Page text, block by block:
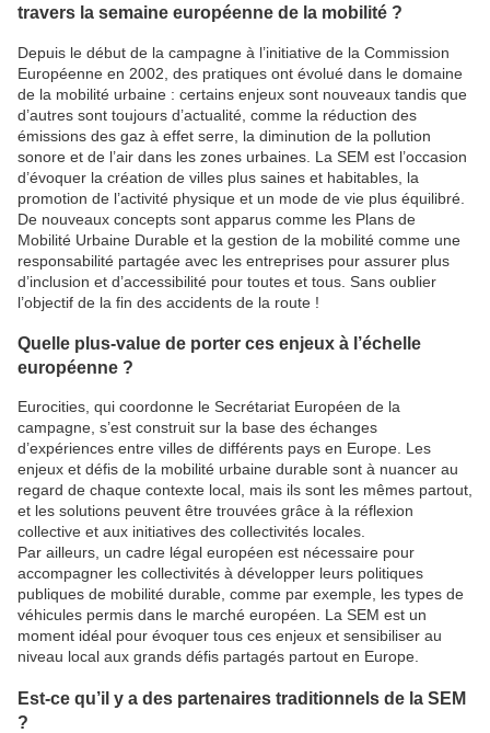
travers la semaine européenne de la mobilité ?
Depuis le début de la campagne à l’initiative de la Commission
Européenne en 2002, des pratiques ont évolué dans le domaine
de la mobilité urbaine : certains enjeux sont nouveaux tandis que
d’autres sont toujours d’actualité, comme la réduction des
émissions des gaz à effet serre, la diminution de la pollution
sonore et de l’air dans les zones urbaines. La SEM est l’occasion
d’évoquer la création de villes plus saines et habitables, la
promotion de l’activité physique et un mode de vie plus équilibré.
De nouveaux concepts sont apparus comme les Plans de
Mobilité Urbaine Durable et la gestion de la mobilité comme une
responsabilité partagée avec les entreprises pour assurer plus
d’inclusion et d’accessibilité pour toutes et tous. Sans oublier
l’objectif de la fin des accidents de la route !
Quelle plus-value de porter ces enjeux à l’échelle
européenne ?
Eurocities, qui coordonne le Secrétariat Européen de la
campagne, s’est construit sur la base des échanges
d’expériences entre villes de différents pays en Europe. Les
enjeux et défis de la mobilité urbaine durable sont à nuancer au
regard de chaque contexte local, mais ils sont les mêmes partout,
et les solutions peuvent être trouvées grâce à la réflexion
collective et aux initiatives des collectivités locales.
Par ailleurs, un cadre légal européen est nécessaire pour
accompagner les collectivités à développer leurs politiques
publiques de mobilité durable, comme par exemple, les types de
véhicules permis dans le marché européen. La SEM est un
moment idéal pour évoquer tous ces enjeux et sensibiliser au
niveau local aux grands défis partagés partout en Europe.
Est-ce qu’il y a des partenaires traditionnels de la SEM
?